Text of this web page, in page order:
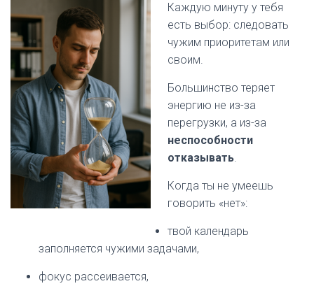
Каждую минуту у тебя
есть выбор: следовать
чужим приоритетам или
своим.
Большинство теряет
энергию не из-за
перегрузки, а из-за
неспособности
отказывать.
Когда ты не умеешь
говорить «нет»:
твой календарь
заполняется чужими задачами,
фокус рассеивается,